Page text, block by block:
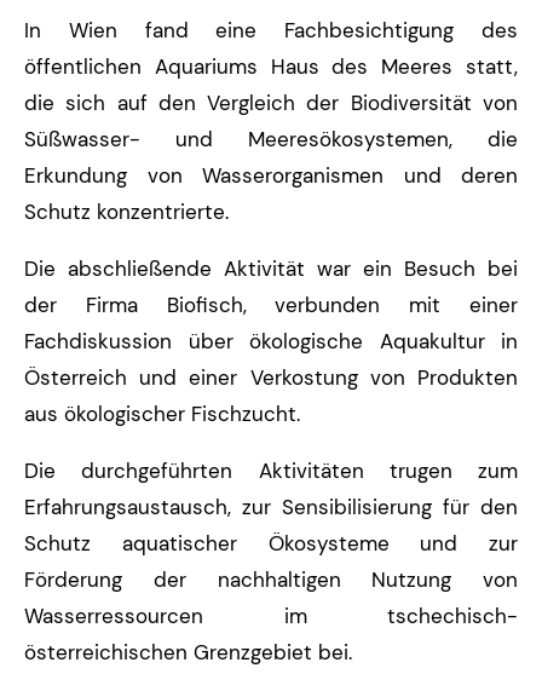
In Wien fand eine Fachbesichtigung des
öffentlichen Aquariums Haus des Meeres statt,
die sich auf den Vergleich der Biodiversität von
Süßwasser- und Meeresökosystemen, die
Erkundung von Wasserorganismen und deren
Schutz konzentrierte.
Die abschließende Aktivität war ein Besuch bei
der Firma Biofisch, verbunden mit einer
Fachdiskussion über ökologische Aquakultur in
Österreich und einer Verkostung von Produkten
aus ökologischer Fischzucht.
Die durchgeführten Aktivitäten trugen zum
Erfahrungsaustausch, zur Sensibilisierung für den
Schutz aquatischer Ökosysteme und zur
Förderung der nachhaltigen Nutzung von
Wasserressourcen im tschechisch-
österreichischen Grenzgebiet bei.